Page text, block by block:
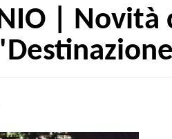
| Novità